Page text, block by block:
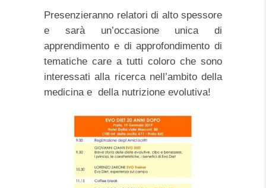
Presenzieranno relatori di alto spessore
e sarà un’occasione unica di
apprendimento e di approfondimento di
tematiche care a tutti coloro che sono
interessati alla ricerca nell’ambito della
medicina e della nutrizione evolutiva!